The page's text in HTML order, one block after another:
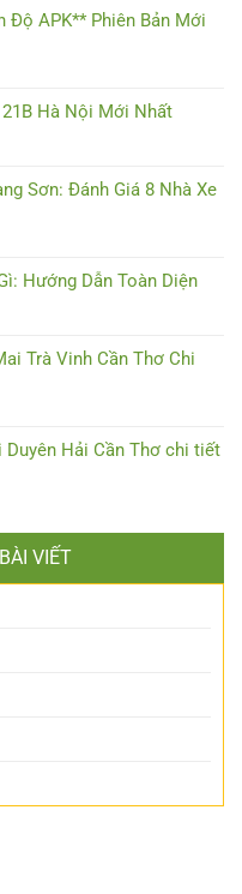
Độ APK** Phiên Bản Mới
Hà Nội Mới Nhất
Sơn: Đánh Giá 8 Nhà Xe
Hướng Dẫn Toàn Diện
Trà Vinh Cần Thơ Chi
Hải Cần Thơ chi tiết
VIẾT